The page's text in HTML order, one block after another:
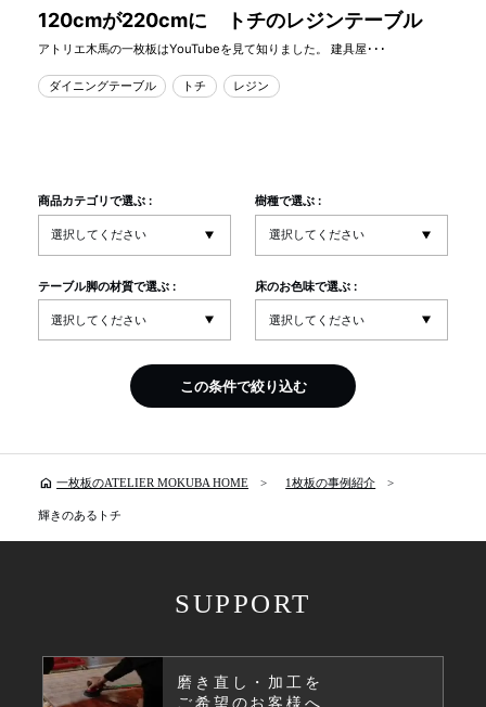
120cmが220cmに トチのレジンテーブル
アトリエ木馬の一枚板はYouTubeを見て知りました。 建具屋･･･
ダイニングテーブル トチ レジン
商品カテゴリで選ぶ : 樹種で選ぶ :
テーブル脚の材質で選ぶ : 床のお色味で選ぶ :
この条件で絞り込む
home 一枚板のATELIER MOKUBA HOME 1枚板の事例紹介
輝きのあるトチ
SUPPORT
磨き直し・加工を
ご希望のお客様へ